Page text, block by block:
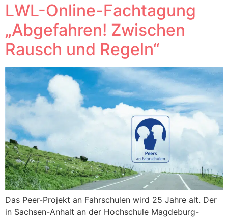
LWL-Online-Fachtagung
„Abgefahren! Zwischen
Rausch und Regeln“
Das Peer-Projekt an Fahrschulen wird 25 Jahre alt. Der
in Sachsen-Anhalt an der Hochschule Magdeburg-